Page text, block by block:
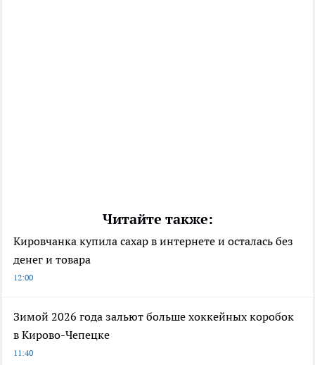
Читайте также:
Кировчанка купила сахар в интернете и осталась без
денег и товара
12:00
Зимой 2026 года зальют больше хоккейных коробок
в Кирово-Чепецке
11:40